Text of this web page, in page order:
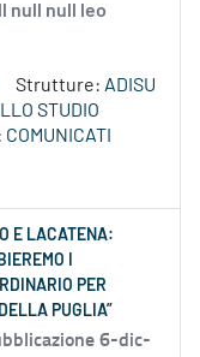
null null leo
Strutture: ADISU
STUDIO
COMUNICATI
E LACATENA:
I
PER
PUGLIA”
6-dic-